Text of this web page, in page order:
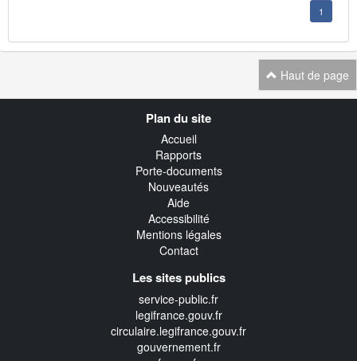
1
Haut de page
Plan du site
Accueil
Rapports
Porte-documents
Nouveautés
Aide
Accessibilité
Mentions légales
Contact
Les sites publics
service-public.fr
legifrance.gouv.fr
circulaire.legifrance.gouv.fr
gouvernement.fr